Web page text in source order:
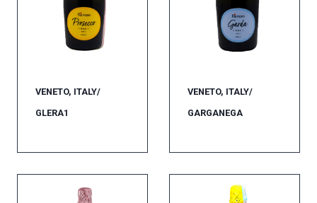
VENETO, ITALY/
GLERA1
VENETO, ITALY/
GARGANEGA